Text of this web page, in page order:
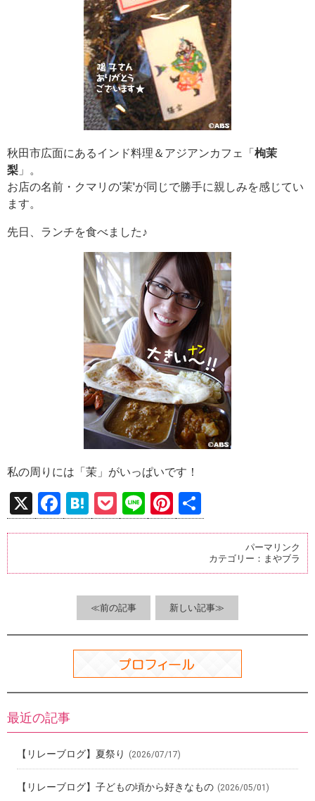
秋田市広面にあるインド料理＆アジアンカフェ「 枸茉
梨 」。
お店の名前・クマリの'茉'が同じで勝手に親しみを感じてい
ます。
先日、ランチを食べました♪
私の周りには「茉」がいっぱいです！
X
F
a
b
k
H
at
n
a
P
o
et
Li
n
Pi
nt
es
t
有
パーマリンク
カテゴリー： まやブラ
≪前の記事 新しい記事≫
最近の記事
【リレーブログ】夏祭り (2026/07/17)
【リレーブログ】子どもの頃から好きなもの (2026/05/01)